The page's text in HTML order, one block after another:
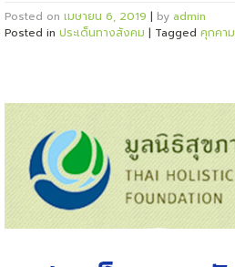
Posted on เมษายน 6, 2019 | by admin
Posted in ประเด็นทางสังคม | Tagged คุกคาม